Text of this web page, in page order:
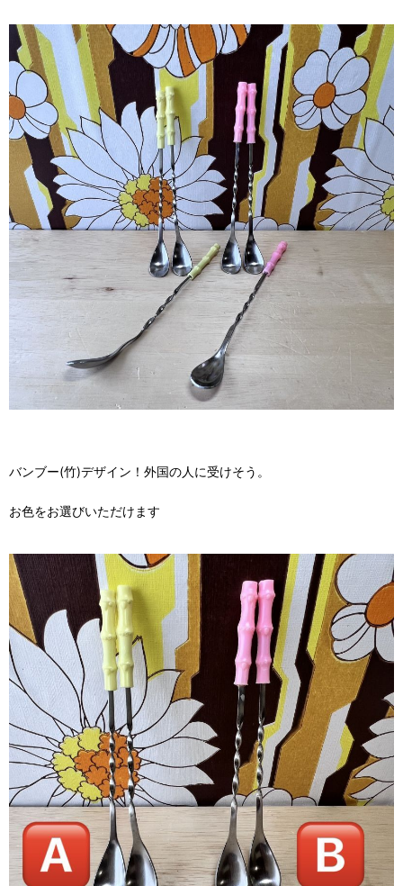
バンブー(竹)デザイン！外国の人に受けそう。
お色をお選びいただけます